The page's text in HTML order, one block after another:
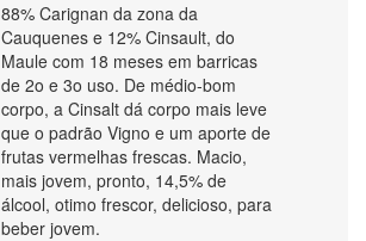
88% Carignan da zona da
Cauquenes e 12% Cinsault, do
Maule com 18 meses em barricas
de 2o e 3o uso. De médio-bom
corpo, a Cinsalt dá corpo mais leve
que o padrão Vigno e um aporte de
frutas vermelhas frescas. Macio,
mais jovem, pronto, 14,5% de
álcool, otimo frescor, delicioso, para
beber jovem.